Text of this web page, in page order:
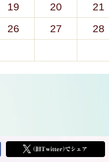
19 20
21
26 27
28